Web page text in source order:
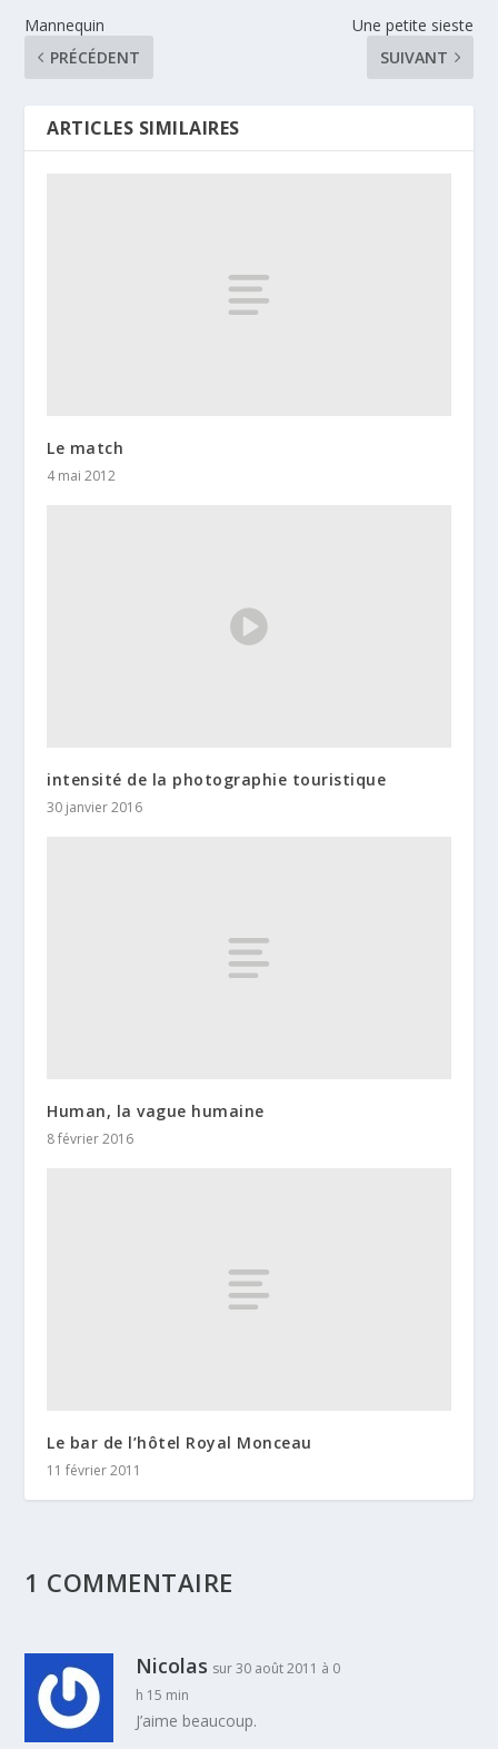
Mannequin
PRÉCÉDENT
Une petite sieste
SUIVANT
ARTICLES SIMILAIRES
Le match
4 mai 2012
intensité de la photographie touristique
30 janvier 2016
Human, la vague humaine
8 février 2016
Le bar de l’hôtel Royal Monceau
11 février 2011
1 COMMENTAIRE
Nicolas sur 30 août 2011 à 0
h 15 min
J’aime beaucoup.